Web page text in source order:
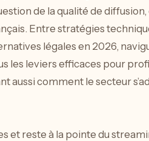
de la qualité de diffusion,
Entre stratégies
légales en 2026,
les leviers efficaces pour
aussi comment le secteur
et reste à la pointe du